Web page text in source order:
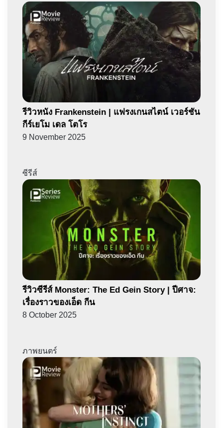
รีวิวหนัง Frankenstein | แฟรงเกนสไตน์ เวอร์ชัน
กีร์เยโม เดล โตโร
9 November 2025
ซีรีส์
รีวิวซีรีส์ Monster: The Ed Gein Story | ปีศาจ:
เรื่องราวของเอ็ด กีน
8 October 2025
ภาพยนตร์